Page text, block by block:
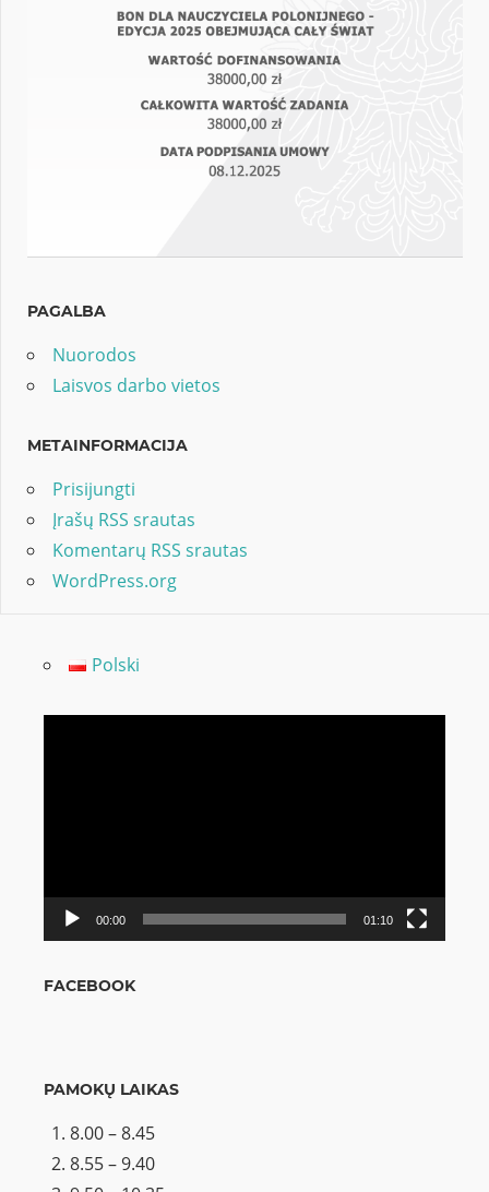
PAGALBA
Nuorodos
Laisvos darbo vietos
METAINFORMACIJA
Prisijungti
Įrašų RSS srautas
Komentarų RSS srautas
WordPress.org
Polski
00:00 01:10
FACEBOOK
PAMOKŲ LAIKAS
8.00 – 8.45
8.55 – 9.40